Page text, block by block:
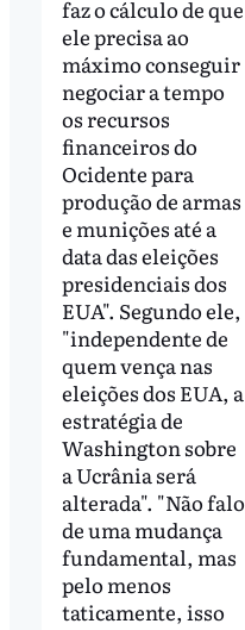
faz o cálculo de que
ele precisa ao
máximo conseguir
negociar a tempo
os recursos
financeiros do
Ocidente para
produção de armas
e munições até a
data das eleições
presidenciais dos
EUA". Segundo ele,
"independente de
quem vença nas
eleições dos EUA, a
estratégia de
Washington sobre
a Ucrânia será
alterada". "Não falo
de uma mudança
fundamental, mas
pelo menos
taticamente, isso